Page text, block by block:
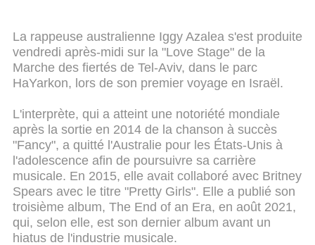
La rappeuse australienne Iggy Azalea s'est produite
vendredi après-midi sur la "Love Stage" de la
Marche des fiertés de Tel-Aviv, dans le parc
HaYarkon, lors de son premier voyage en Israël.
L'interprète, qui a atteint une notoriété mondiale
après la sortie en 2014 de la chanson à succès
"Fancy", a quitté l'Australie pour les États-Unis à
l'adolescence afin de poursuivre sa carrière
musicale. En 2015, elle avait collaboré avec Britney
Spears avec le titre "Pretty Girls". Elle a publié son
troisième album, The End of an Era, en août 2021,
qui, selon elle, est son dernier album avant un
hiatus de l'industrie musicale.